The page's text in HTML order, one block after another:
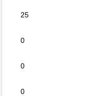
25
0
0
0